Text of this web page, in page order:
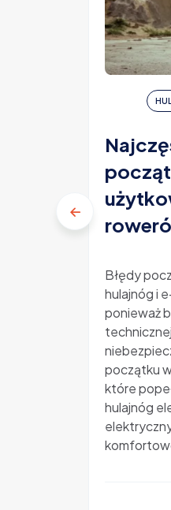
Błędy
hulajnóg i
ponieważ
początku
które
hulajnóg